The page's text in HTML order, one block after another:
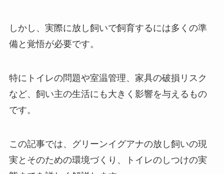
しかし、実際に放し飼いで飼育するには多くの準
備と覚悟が必要です。
特にトイレの問題や室温管理、家具の破損リスク
など、飼い主の生活にも大きく影響を与えるもの
です。
この記事では、グリーンイグアナの放し飼いの現
実とそのための環境づくり、トイレのしつけの実